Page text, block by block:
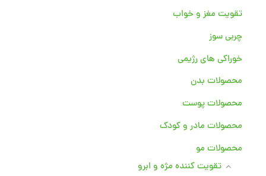
تقویت مغز و خواب
چربی سوز
خوراکی های رژیمی
محصولات بدن
محصولات پوست
محصولات مادر و کودک
محصولات مو
تقویت کننده مژه و ابرو